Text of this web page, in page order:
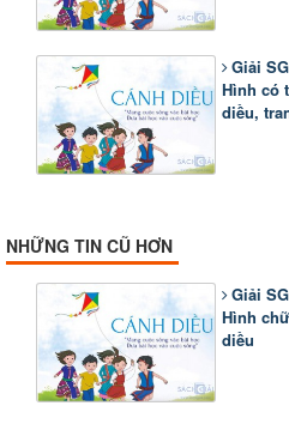
Giải
Hình có
diều,
NHỮNG TIN CŨ HƠN
Giải
Hình
diều